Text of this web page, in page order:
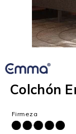
Colchón
Firmeza